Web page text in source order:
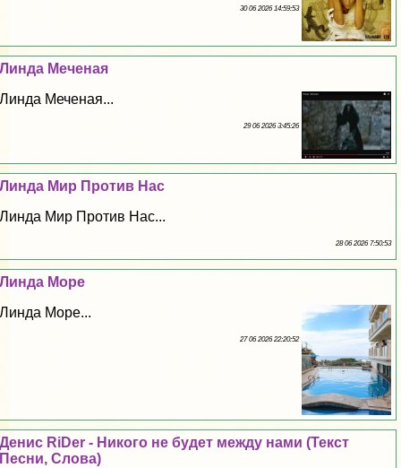
30 06 2026 14:59:53
Линда Меченая
Линда Меченая...
29 06 2026 3:45:26
Линда Мир Против Нас
Линда Мир Против Нас...
28 06 2026 7:50:53
Линда Море
Линда Море...
27 06 2026 22:20:52
Денис RiDer - Никого не будет между нами (Текст
Песни, Слова)